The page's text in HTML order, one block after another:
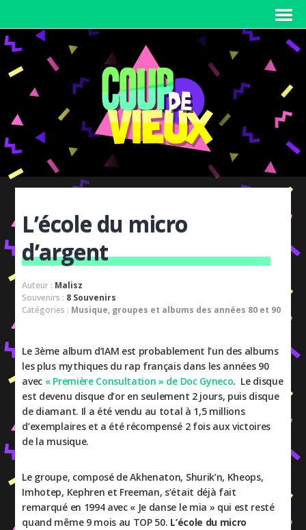
L’école du micro
d’argent
Auteur : Malisz
Souvenirs : 8 Souvenirs
Catégories : Musique, groupes et albums des années 80 et 90
Le 3ème album d’IAM est probablement l’un des albums
les plus mythiques du rap français dans les années 90
avec « Première Consultation » de Doc Gyneco. Le disque
est devenu disque d’or en seulement 2 jours, puis disque
de diamant. Il a été vendu au total à 1,5 millions
d’exemplaires et a été récompensé 2 fois aux victoires
de la musique.
Le groupe, composé de Akhenaton, Shurik’n, Kheops,
Imhotep, Kephren et Freeman, s’était déjà fait
remarqué en 1994 avec « Je danse le mia » qui est resté
quand même 9 mois au TOP 50. L’école du micro